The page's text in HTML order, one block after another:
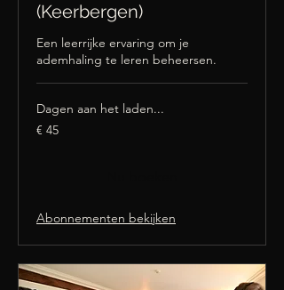
(Keerbergen)
Een leerrijke ervaring om je
ademhaling te leren beheersen.
Dagen aan het laden...
45
euro
€ 45
Abonnementen bekijken